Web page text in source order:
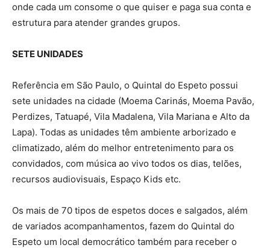
onde cada um consome o que quiser e paga sua conta e
estrutura para atender grandes grupos.
SETE UNIDADES
Referência em São Paulo, o Quintal do Espeto possui
sete unidades na cidade (Moema Carinás, Moema Pavão,
Perdizes, Tatuapé, Vila Madalena, Vila Mariana e Alto da
Lapa). Todas as unidades têm ambiente arborizado e
climatizado, além do melhor entretenimento para os
convidados, com música ao vivo todos os dias, telões,
recursos audiovisuais, Espaço Kids etc.
Os mais de 70 tipos de espetos doces e salgados, além
de variados acompanhamentos, fazem do Quintal do
Espeto um local democrático também para receber o